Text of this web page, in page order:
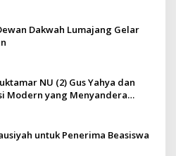
Dakwah Lumajang Gelar
NU (2) Gus Yahya dan
Modern yang Menyandera
untuk Penerima Beasiswa